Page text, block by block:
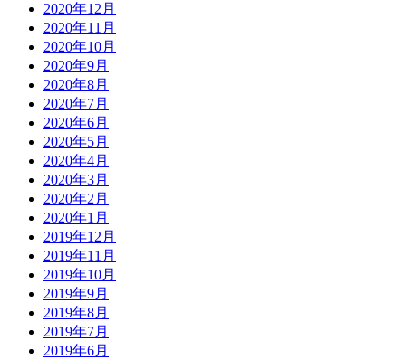
2020年12月
2020年11月
2020年10月
2020年9月
2020年8月
2020年7月
2020年6月
2020年5月
2020年4月
2020年3月
2020年2月
2020年1月
2019年12月
2019年11月
2019年10月
2019年9月
2019年8月
2019年7月
2019年6月